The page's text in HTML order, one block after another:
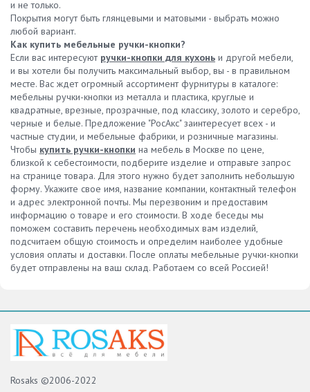
и не только.
Покрытия могут быть глянцевыми и матовыми - выбрать можно
любой вариант.
Как купить мебельные ручки-кнопки?
Если вас интересуют ручки-кнопки для кухонь и другой мебели,
и вы хотели бы получить максимальный выбор, вы - в правильном
месте. Вас ждет огромный ассортимент фурнитуры в каталоге:
мебельны ручки-кнопки из металла и пластика, круглые и
квадратные, врезные, прозрачные, под классику, золото и серебро,
черные и белые. Предложение "РосАкс" заинтересует всех - и
частные студии, и мебельные фабрики, и розничные магазины.
Чтобы купить ручки-кнопки на мебель в Москве по цене,
близкой к себестоимости, подберите изделие и отправьте запрос
на странице товара. Для этого нужно будет заполнить небольшую
форму. Укажите свое имя, название компании, контактный телефон
и адрес электронной почты. Мы перезвоним и предоставим
информацию о товаре и его стоимости. В ходе беседы мы
поможем составить перечень необходимых вам изделий,
подсчитаем общую стоимость и определим наиболее удобные
условия оплаты и доставки. После оплаты мебельные ручки-кнопки
будет отправлены на ваш склад. Работаем со всей Россией!
Rosaks ©2006-2022